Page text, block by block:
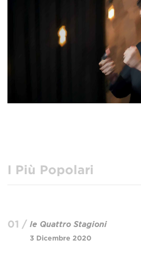
I Più Popolari
01 / le Quattro Stagioni
3 Dicembre 2020